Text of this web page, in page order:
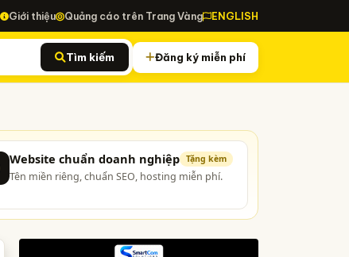
Giới thiệu Quảng cáo trên Trang Vàng ENGLISH
Tìm kiếm Đăng ký miễn phí
Website chuẩn doanh nghiệp Tặng kèm
Tên miền riêng, chuẩn SEO, hosting miễn phí.